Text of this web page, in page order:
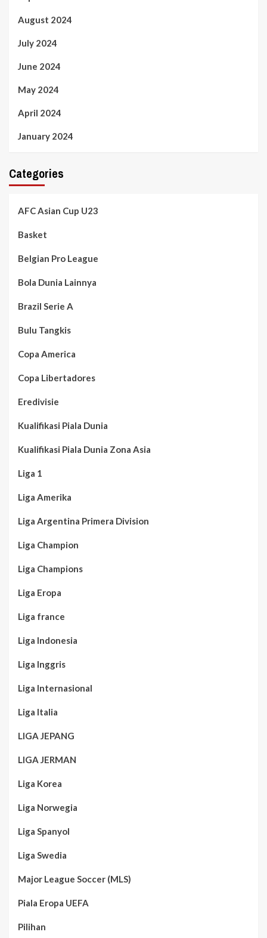
August 2024
July 2024
June 2024
May 2024
April 2024
January 2024
Categories
AFC Asian Cup U23
Basket
Belgian Pro League
Bola Dunia Lainnya
Brazil Serie A
Bulu Tangkis
Copa America
Copa Libertadores
Eredivisie
Kualifikasi Piala Dunia
Kualifikasi Piala Dunia Zona Asia
Liga 1
Liga Amerika
Liga Argentina Primera Division
Liga Champion
Liga Champions
Liga Eropa
Liga france
Liga Indonesia
Liga Inggris
Liga Internasional
Liga Italia
LIGA JEPANG
LIGA JERMAN
Liga Korea
Liga Norwegia
Liga Spanyol
Liga Swedia
Major League Soccer (MLS)
Piala Eropa UEFA
Pilihan